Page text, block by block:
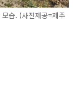
습. (사진제공=제주